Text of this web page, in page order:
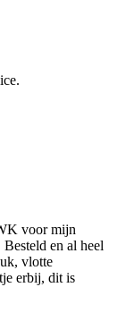
voor mijn
en al heel
vlotte
erbij, dit is